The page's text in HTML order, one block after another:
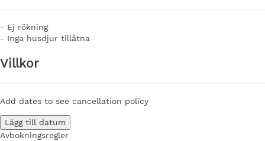
- Ej rökning
- Inga husdjur tillåtna
Villkor
Add dates to see cancellation policy
Lägg till datum
Avbokningsregler